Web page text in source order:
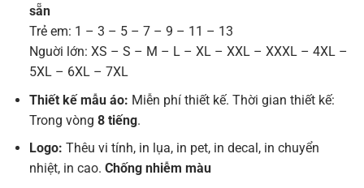
sẵn
Trẻ em: 1 – 3 – 5 – 7 – 9 – 11 – 13
Nguời lớn: XS – S – M – L – XL – XXL – XXXL – 4XL –
5XL – 6XL – 7XL
Thiết kế mẫu áo: Miễn phí thiết kế. Thời gian thiết kế:
Trong vòng 8 tiếng.
Logo: Thêu vi tính, in lụa, in pet, in decal, in chuyển
nhiệt, in cao. Chống nhiễm màu